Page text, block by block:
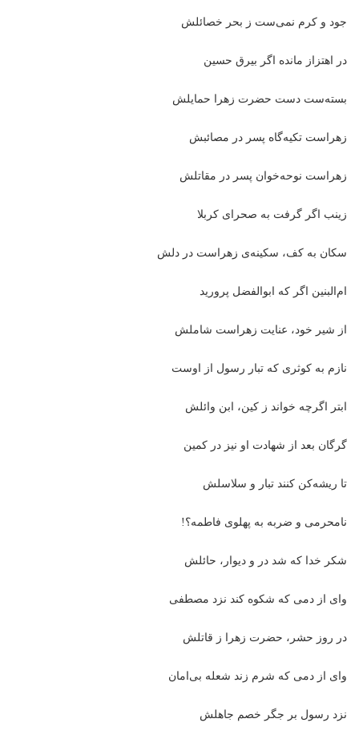
جود و کرم نمی‌ست ز بحر خصائلش
در اهتزاز مانده اگر بیرق حسین
بسته‌ست دست حضرت زهرا حمایلش
زهراست تکیه‌گاه پسر در مصائبش
زهراست نوحه‌خوان پسر در مقاتلش
زینب اگر گرفت به صحرای کربلا
سکان به کف، سکینه‌ی زهراست در دلش
ام‌البنین اگر که ابوالفضل پرورید
از شیر خود، عنایت زهراست شاملش
نازم به کوثری که تبار رسول از اوست
ابتر اگرچه خواند ز کین، ابن وائلش
گرگان بعد از شهادت او نیز در کمین
تا ریشه‌کن کنند تبار و سلاسلش
نامحرمی و ضربه به پهلوی فاطمه؟!
شکر خدا که شد در و دیوار، حائلش
وای از دمی که شکوه کند نزد مصطفی
در روز حشر، حضرت زهرا ز قاتلش
وای از دمی که شرم زند شعله بی‌امان
نزد رسول بر جگر خصم جاهلش